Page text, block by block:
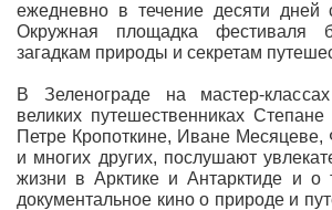
ежедневно в течение десяти дней
Окружная площадка фестиваля
загадкам природы и секретам
В Зеленограде на мастер-
великих путешественниках
Петре Кропоткине, Иване
и многих других, послушают
жизни в Арктике и Антарктиде и о
документальное кино о природе и